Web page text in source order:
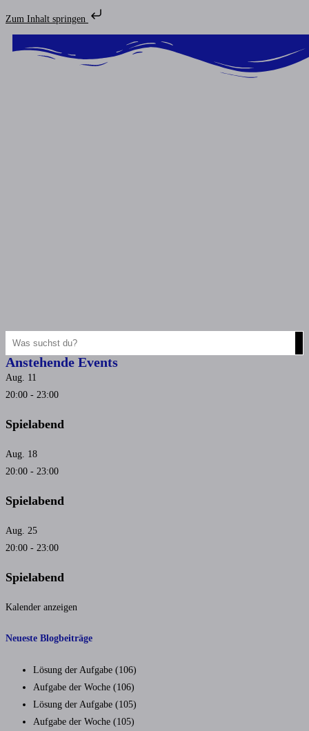
Zum Inhalt springen
Anstehende Events
Aug. 11
20:00 - 23:00
Spielabend
Aug. 18
20:00 - 23:00
Spielabend
Aug. 25
20:00 - 23:00
Spielabend
Kalender anzeigen
Neueste Blogbeiträge
Lösung der Aufgabe (106)
Aufgabe der Woche (106)
Lösung der Aufgabe (105)
Aufgabe der Woche (105)